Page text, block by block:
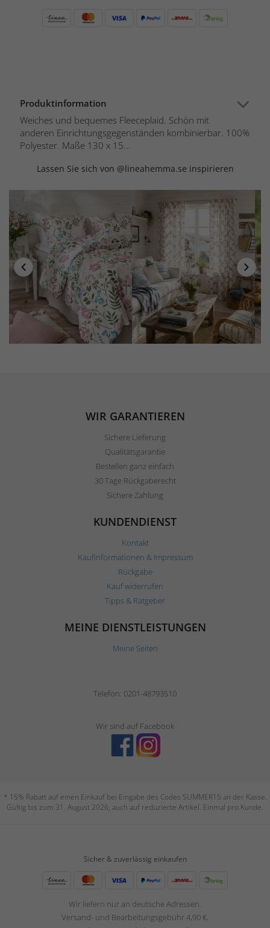
Produktinformation
Weiches und bequemes Fleeceplaid. Schön mit
anderen Einrichtungsgegenständen kombinierbar. 100%
Polyester. Maße 130 x 15...
Lassen Sie sich von @lineahemma.se inspirieren
WIR GARANTIEREN
Sichere Lieferung
Qualitätsgarantie
Bestellen ganz einfach
30 Tage Rückgaberecht
Sichere Zahlung
KUNDENDIENST
Kontakt
Kaufinformationen & Impressum
Rückgabe
Kauf widerrufen
Tipps & Ratgeber
MEINE DIENSTLEISTUNGEN
Meine Seiten
Telefon: 0201-48793510
Wir sind auf Facebook
* 15% Rabatt auf einen Einkauf bei Eingabe des Codes SUMMER15 an der Kasse.
Gültig bis zum 31. August 2026, auch auf reduzierte Artikel. Einmal pro Kunde.
Sicher & zuverlässig einkaufen
Wir liefern nur an deutsche Adressen.
Versand- und Bearbeitungsgebühr 4,90 €.